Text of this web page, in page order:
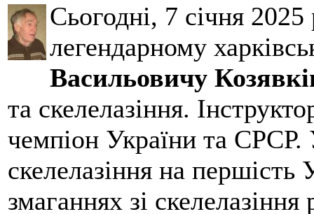
Сьогодні, 7 січня
легендарному
Васильовичу
та скелелазіння.
чемпіон України та СРСР.
скелелазіння на
змаганнях зі